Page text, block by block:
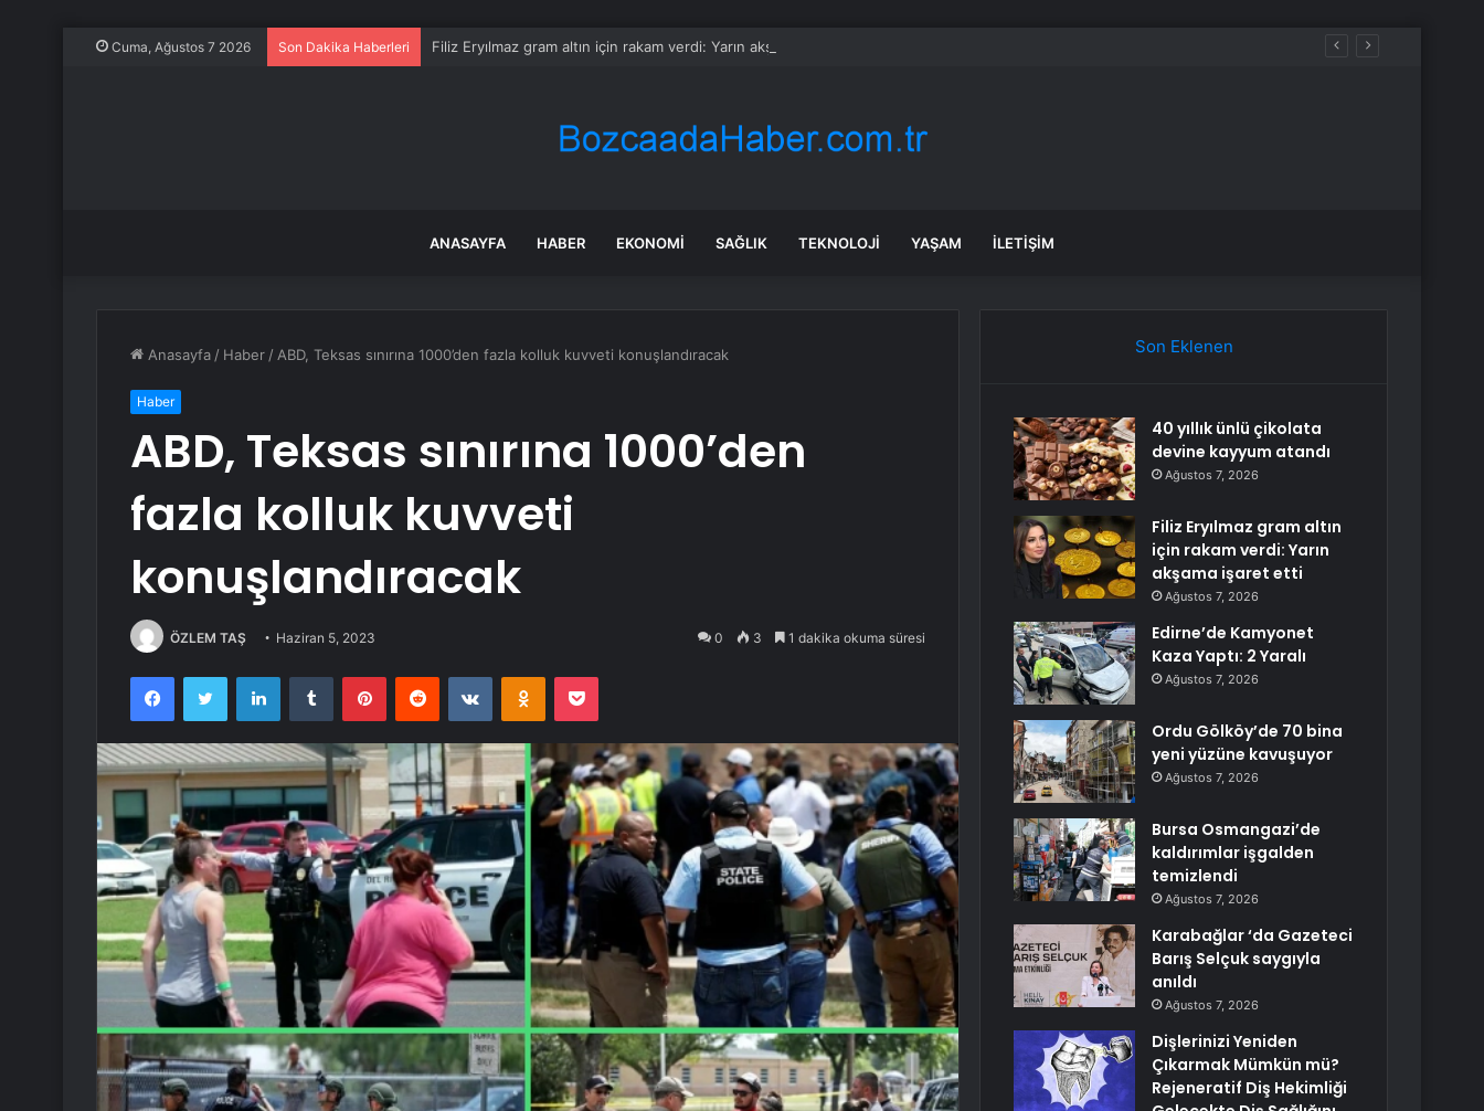
Cuma, Ağustos 7 2026 Son Dakika Haberleri Filiz Eryılmaz gram altın için rakam verdi: Yarın akşama işaret etti
ANASAYFA HABER EKONOMI SAĞLIK TEKNOLOJI YAŞAM İLETIŞIM
Anasayfa / Haber / ABD, Teksas sınırına 1000’den fazla kolluk kuvveti konuşlandıracak
Haber
ABD, Teksas sınırına 1000’den
fazla kolluk kuvveti
konuşlandıracak
ÖZLEM TAŞ Haziran 5, 2023 0 3 1 dakika okuma süresi
FacebookTwitter LinkedInTumblr PinterestReddit VKontakteOdnoklassniki
Pocket
Son Eklenen
40 yıllık ünlü çikolata
devine kayyum atandı
Ağustos 7, 2026
Filiz Eryılmaz gram altın
için rakam verdi: Yarın
akşama işaret etti
Ağustos 7, 2026
Edirne’de Kamyonet
Kaza Yaptı: 2 Yaralı
Ağustos 7, 2026
Ordu Gölköy’de 70 bina
yeni yüzüne kavuşuyor
Ağustos 7, 2026
Bursa Osmangazi’de
kaldırımlar işgalden
temizlendi
Ağustos 7, 2026
Karabağlar ‘da Gazeteci
Barış Selçuk saygıyla
anıldı
Ağustos 7, 2026
Dişlerinizi Yeniden
Çıkarmak Mümkün mü?
Rejeneratif Diş Hekimliği